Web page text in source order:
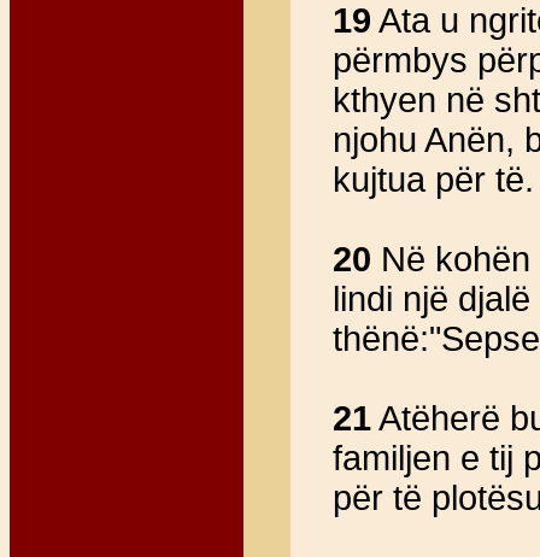
19 Ata u
përmbys
kthyen në
njohu Anën,
kujtua për të.
20 Në
lindi një
21Atëherë
familjen e tij
për të